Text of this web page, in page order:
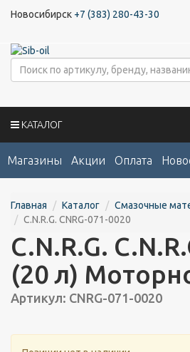
Новосибирск +7 (383) 280-43-30
КАТАЛОГ
Магазины Акции Оплата
Главная Каталог
Смазочные
C.N.R.G. CNRG-071-0020
C.N.R.G.
(20 л)
Артикул: CNRG-071-0020